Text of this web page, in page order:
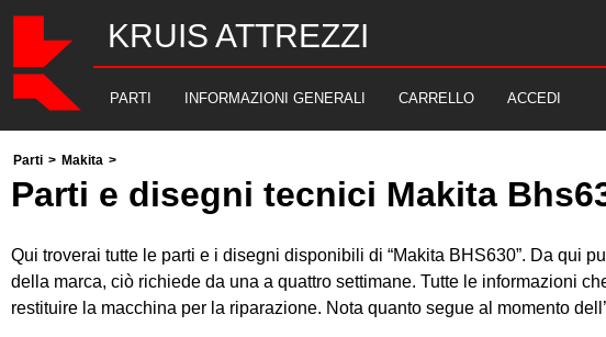
KRUIS ATTREZZI
PARTI INFORMAZIONI GENERALI CARRELLO ACCEDI
Parti > Makita >
Parti e disegni tecnici Makita
Qui troverai tutte le parti e i disegni disponibili di “Makita BHS630”. Da qui
della marca, ciò richiede da una a quattro settimane. Tutte le informazioni
restituire la macchina per la riparazione. Nota quanto segue al momento